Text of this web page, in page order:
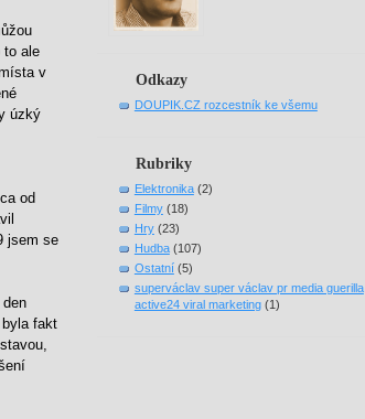
to ale
v
úzký
od
jsem se
fakt
Odkazy
DOUPIK.CZ rozcestník ke všemu
Rubriky
Elektronika (2)
Filmy (18)
Hry (23)
Hudba (107)
Ostatní (5)
superváclav super václav pr media guerilla
active24 viral marketing (1)